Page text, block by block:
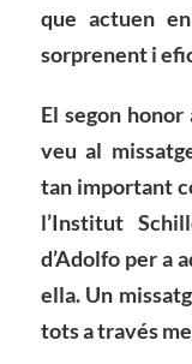
que actuen
sorprenent i
El segon
veu al
tan important
l’Institut
d’Adolfo per a
ella. Un
tots a través